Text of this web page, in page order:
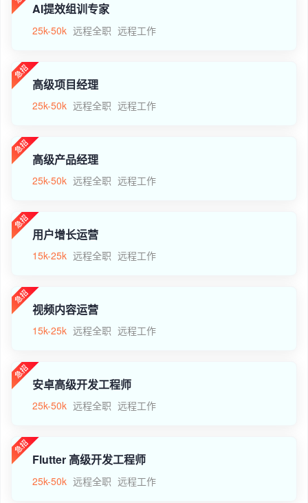
AI提效组训专家
25k-50k 远程全职 远程工作
高级项目经理
25k-50k 远程全职 远程工作
高级产品经理
25k-50k 远程全职 远程工作
用户增长运营
15k-25k 远程全职 远程工作
视频内容运营
15k-25k 远程全职 远程工作
安卓高级开发工程师
25k-50k 远程全职 远程工作
Flutter 高级开发工程师
25k-50k 远程全职 远程工作